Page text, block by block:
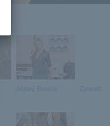
Abbey Brooks Zsanett